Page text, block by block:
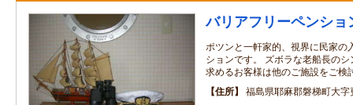
バリアフリーペンシ
ポツンと一軒家的、視界に民家の
ションです。 ズボラな老船長の
求めるお客様は他のご施設をご検
住所
福島県耶麻郡磐梯町大字